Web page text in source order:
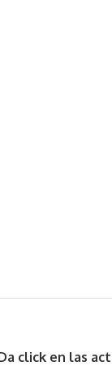
click en las